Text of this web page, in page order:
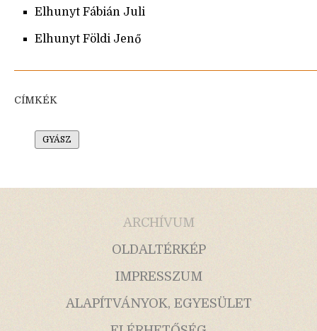
Elhunyt Fábián Juli
Elhunyt Földi Jenő
CÍMKÉK
GYÁSZ
ARCHÍVUM
OLDALTÉRKÉP
IMPRESSZUM
ALAPÍTVÁNYOK, EGYESÜLET